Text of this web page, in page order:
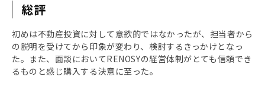
総評
初めは不動産投資に対して意欲的ではなかったが、担当者から
の説明を受けてから印象が変わり、検討するきっかけとなっ
た。また、面談においてRENOSYの経営体制がとても信頼でき
るものと感じ購入する決意に至った。